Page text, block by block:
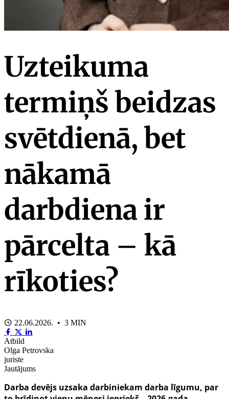
Uzteikuma
termiņš beidzas
svētdienā, bet
nākamā
darbdiena ir
pārcelta – kā
rīkoties?
22.06.2026. • 3 MIN
Atbild
Olga Petrovska
juriste
Jautājums
Darba devējs uzsaka darbiniekam darba līgumu, par